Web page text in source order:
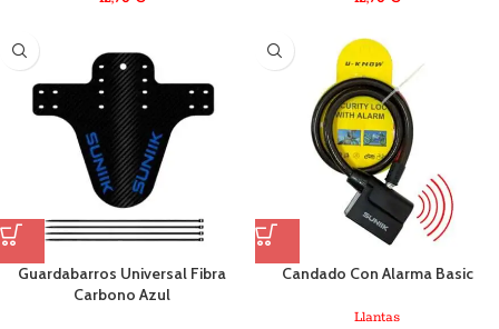
Guardabarros Universal Fibra
Carbono Azul
Candado Con Alarma Basic
Llantas